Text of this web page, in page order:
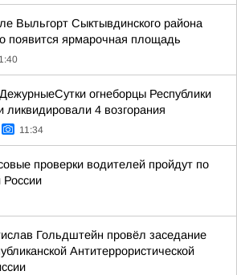
Выльгорт Сыктывдинского района
появится ярмарочная площадь
огнеборцы Республики
ликвидировали 4 возгорания
11:34
проверки водителей пройдут по
России
Гольдштейн провёл заседание
Антитеррористической